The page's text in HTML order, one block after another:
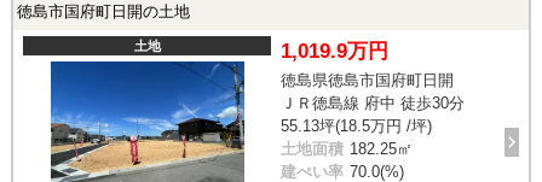
徳島市国府町日開の土地
土地 1,019.9万円
徳島県徳島市国府町日開
ＪＲ徳島線 府中 徒歩30分
55.13坪(18.5万円 /坪)
土地面積 182.25㎡
建ぺい率 70.0(%)